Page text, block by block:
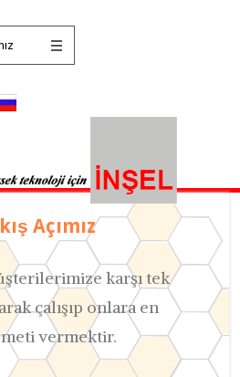
Açımız
karşı tek
çalışıp onlara en
vermektir.